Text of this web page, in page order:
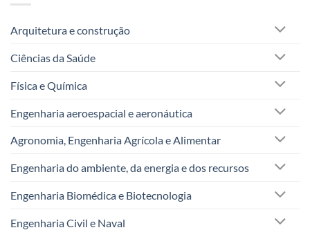
Arquitetura e construção
Ciências da Saúde
Física e Química
Engenharia aeroespacial e aeronáutica
Agronomia, Engenharia Agrícola e Alimentar
Engenharia do ambiente, da energia e dos recursos
Engenharia Biomédica e Biotecnologia
Engenharia Civil e Naval